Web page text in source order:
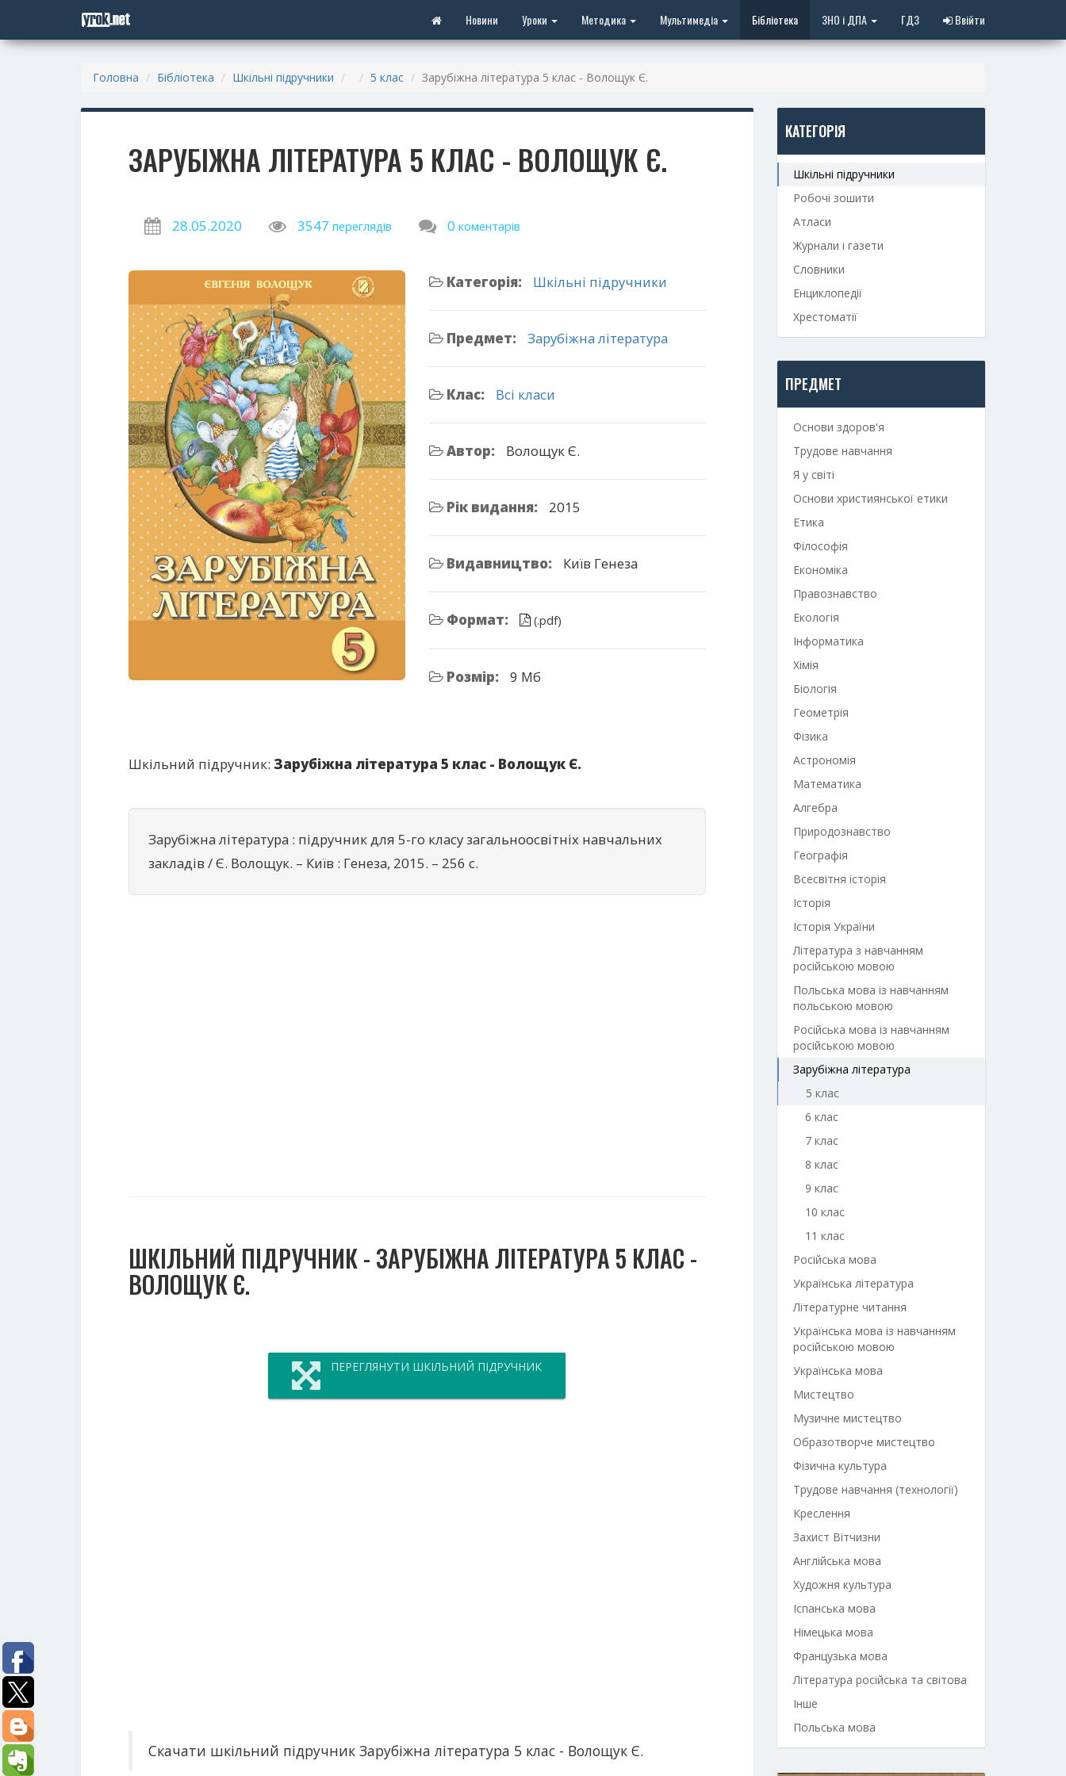
Новини Уроки Методика Мультимедіа Бібліотека ЗНО і ДПА ГДЗ Ввійти
Головна Бібліотека Шкільні підручники 5 клас Зарубіжна література 5 клас - Волощук Є.
ЗАРУБІЖНА ЛІТЕРАТУРА 5 КЛАС - ВОЛОЩУК Є.
28.05.2020 3547 переглядів 0 коментарів
Категорія: Шкільні підручники
Предмет: Зарубіжна література
Клас: Всі класи
Автор: Волощук Є.
Рік видання: 2015
Видавництво: Київ Генеза
Формат: (.pdf)
Розмір: 9 Мб
Шкільний підручник: Зарубіжна література 5 клас - Волощук Є.
Зарубіжна література : підручник для 5-го класу загальноосвітніх навчальних
закладів / Є. Волощук. – Київ : Генеза, 2015. – 256 с.
ШКІЛЬНИЙ ПІДРУЧНИК - ЗАРУБІЖНА ЛІТЕРАТУРА 5 КЛАС -
ВОЛОЩУК Є.
ПЕРЕГЛЯНУТИ ШКІЛЬНИЙ ПІДРУЧНИК
Скачати шкільний підручник Зарубіжна література 5 клас - Волощук Є.
КАТЕГОРІЯ
Шкільні підручники
Робочі зошити
Атласи
Журнали і газети
Словники
Енциклопедії
Хрестоматії
ПРЕДМЕТ
Основи здоров'я
Трудове навчання
Я у світі
Основи християнської етики
Етика
Філософія
Економіка
Правознавство
Екологія
Інформатика
Хімія
Біологія
Геометрія
Фізика
Астрономія
Математика
Алгебра
Природознавство
Географія
Всесвітня історія
Історія
Історія України
Література з навчанням
російською мовою
Польська мова із навчанням
польською мовою
Російська мова із навчанням
російською мовою
Зарубіжна література
5 клас
6 клас
7 клас
8 клас
9 клас
10 клас
11 клас
Російська мова
Українська література
Літературне читання
Українська мова із навчанням
російською мовою
Українська мова
Мистецтво
Музичне мистецтво
Образотворче мистецтво
Фізична культура
Трудове навчання (технології)
Креслення
Захист Вітчизни
Англійська мова
Художня культура
Іспанська мова
Німецька мова
Французька мова
Література російська та світова
Інше
Польська мова